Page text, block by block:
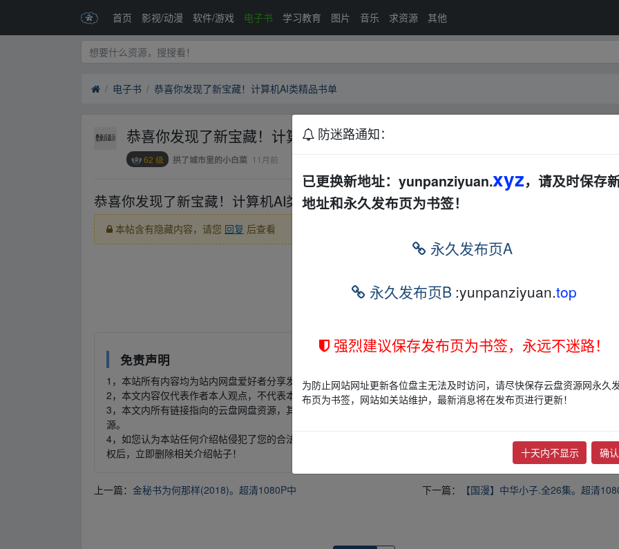
首页 影视/动漫 软件/游戏 电子书 学习教育 图片 音乐 求资源 其他
电子书 恭喜你发现了新宝藏！计算机AI类精品书单
恭喜你发现了新宝藏！计算机AI类精品书单
62 级 拱了城市里的小白菜 11月前
恭喜你发现了新宝藏！计算机AI类精品书单fr‥om w、ww.y▁un、pan﹏zi yu‥an.xy▁z
本帖含有隐藏内容，请您 回复 后查看
免责声明
1，本站所有内容均为站内网盘爱好者分享发布的网盘链接介绍展示帖子，本站不存储任何实质资源数据。
2，本文内容仅代表作者本人观点，不代表本网站立场，作者文责自负。
3，本文内所有链接指向的云盘网盘资源，其版权归版权方所有！其实际管理权为帖子发布者所有，本站无法操作相关资
源。
4，如您认为本站任何介绍帖侵犯了您的合法版权，请点击
进行投诉，我们将在确认本文链接指向的资源存在
权后，立即删除相关介绍帖子！
上一篇： 金秘书为何那样(2018)。超清1080P中 下一篇： 【国漫】中华小子.全26集。超清
防迷路通知：
已更换新地址：yunpanziyuan.xyz，请及时保存
地址和永久发布页为书签！
永久发布页A
永久发布页B :yunpanziyuan.top
强烈建议保存发布页为书签，永远不迷路！
为防止网站网址更新各位盘主无法及时访问，请尽快保存云盘资源网永久
布页为书签，网站如关站维护，最新消息将在发布页进行更新！
十天内不显示 确认